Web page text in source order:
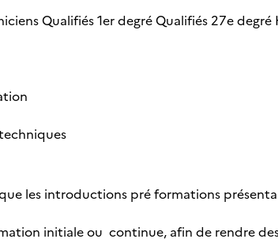
Qualifiés 1er degré Qualifiés 27e
les introductions pré formations
initiale ou continue, afin de rendre